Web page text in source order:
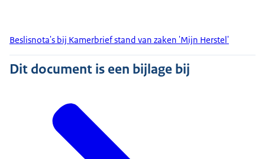
Beslisnota's bij Kamerbrief stand van zaken 'Mijn Herstel'
Dit document is een bijlage bij